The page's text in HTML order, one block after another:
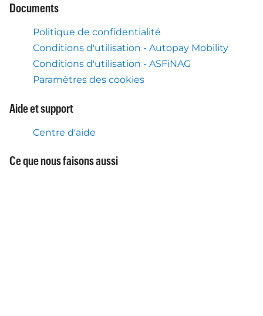
Documents
Politique de confidentialité
Conditions d'utilisation - Autopay Mobility
Conditions d'utilisation - ASFiNAG
Paramètres des cookies
Aide et support
Centre d'aide
Ce que nous faisons aussi